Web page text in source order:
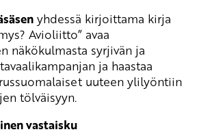
yhdessä kirjoittama kirja
Avioliitto” avaa
näkökulmasta syrjivän ja
ja haastaa
uuteen ylilyöntiin
tölväisyyn.
vastaisku